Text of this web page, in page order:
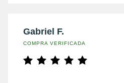
Gabriel F.
COMPRA VERIFICADA